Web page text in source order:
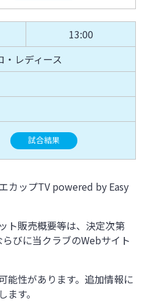
13:00
・レディース
試合結果
カップTV powered by Easy
ト販売概要等は、決定次第
びに当クラブのWebサイト
能性があります。追加情報に
す。